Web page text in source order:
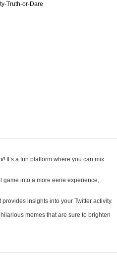
Truth-or-Dare
! It’s a fun platform where you can mix
game into a more eerie experience,
provides insights into your Twitter activity.
hilarious memes that are sure to brighten